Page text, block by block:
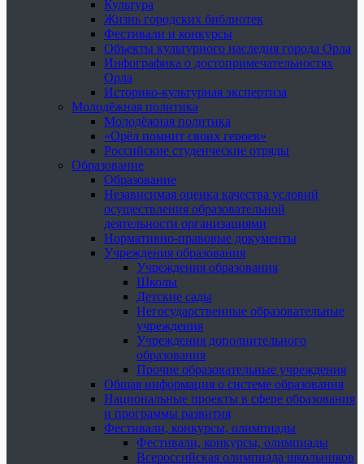
Культура
Жизнь городских библиотек
Фестивали и конкурсы
Объекты культурного наследия города Орла
Инфографика о достопримечательностях
Орла
Историко-культурная экспертиза
Молодёжная политика
Молодёжная политика
«Орёл помнит своих героев»
Российские студенческие отряды
Образование
Образование
Независимая оценка качества условий
осуществления образовательной
деятельности организациями
Нормативно-правовые документы
Учреждения образования
Учреждения образования
Школы
Детские сады
Негосударственные образовательные
учреждения
Учреждения дополнительного
образования
Прочие образовательные учреждения
Общая информация о системе образования
Национальные проекты в сфере образования
и программы развития
Фестивали, конкурсы, олимпиады
Фестивали, конкурсы, олимпиады
Всероссийская олимпиада школьников